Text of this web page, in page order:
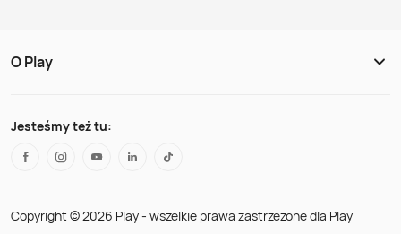
O Play
Jesteśmy też tu:
Copyright © 2026 Play - wszelkie prawa zastrzeżone dla Play